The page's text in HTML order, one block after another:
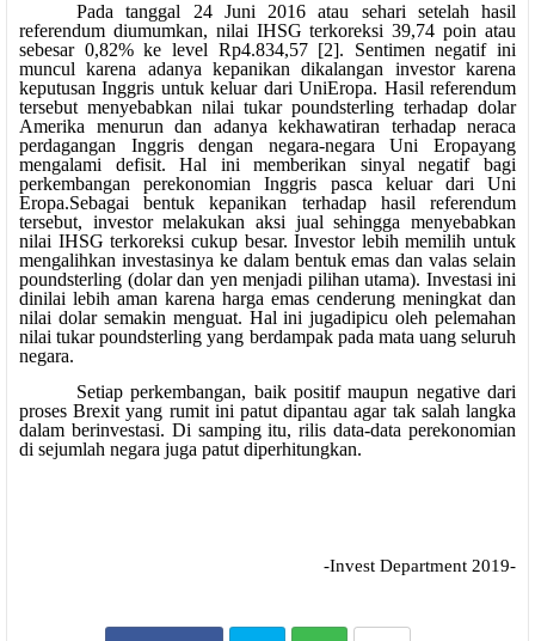
Pada tanggal 24 Juni 2016 atau sehari setelah hasil
referendum diumumkan, nilai IHSG terkoreksi 39,74 poin atau
sebesar 0,82% ke level Rp4.834,57 [2]. Sentimen negatif ini
muncul karena adanya kepanikan dikalangan investor karena
keputusan Inggris untuk keluar dari UniEropa. Hasil referendum
tersebut menyebabkan nilai tukar poundsterling terhadap dolar
Amerika menurun dan adanya kekhawatiran terhadap neraca
perdagangan Inggris dengan negara-negara Uni Eropayang
mengalami defisit. Hal ini memberikan sinyal negatif bagi
perkembangan perekonomian Inggris pasca keluar dari Uni
Eropa.Sebagai bentuk kepanikan terhadap hasil referendum
tersebut, investor melakukan aksi jual sehingga menyebabkan
nilai IHSG terkoreksi cukup besar. Investor lebih memilih untuk
mengalihkan investasinya ke dalam bentuk emas dan valas selain
poundsterling (dolar dan yen menjadi pilihan utama). Investasi ini
dinilai lebih aman karena harga emas cenderung meningkat dan
nilai dolar semakin menguat. Hal ini jugadipicu oleh pelemahan
nilai tukar poundsterling yang berdampak pada mata uang seluruh
negara.
Setiap perkembangan, baik positif maupun negative dari
proses Brexit yang rumit ini patut dipantau agar tak salah langka
dalam berinvestasi. Di samping itu, rilis data-data perekonomian
di sejumlah negara juga patut diperhitungkan.
-Invest Department 2019-